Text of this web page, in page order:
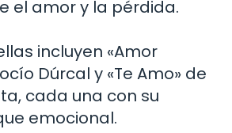
el amor y la pérdida.
incluyen «Amor
Dúrcal y «Te Amo» de
cada una con su
emocional.